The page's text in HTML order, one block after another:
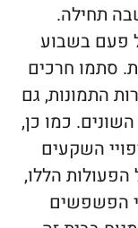
חרכים
גם
כן,
הללו,